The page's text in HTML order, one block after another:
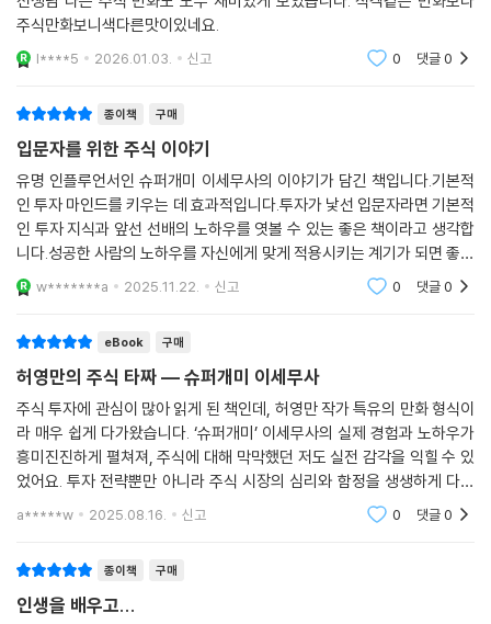
자자의 멘토 역할을 자임하고 있다.
이정윤은 말한다. “가치가 아니라 매수가 주가를 움직인다.”
아무리 저평가된 종목이라도 시장이 반응하지 않으면 주가는 움직이지 않
는다. 그래서 그는 ‘정보 분석’과 ‘심리관리’, ‘자금 운용’의 균형을 투자자의
핵심 역량으로 제시한다.
《허영만의 주식타짜-슈퍼개미 이세무사》는 주식 초보자에게는 진입 장벽
을 낮춘 입문서로, 시장에 오래 있었던 투자자에게는 원칙을 되짚는 계기
로, 누구에게나 실용적이고 설득력 있는 주식투자 교과서가 되어줄 것이
주식만화보니색다른맛이있네요.
l****5 2026.01.03. 신고 0 댓글0
종이책 구매
입문자를 위한 주식 이야기
유명 인플루언서인 슈퍼개미 이세무사의 이야기가 담긴 책입니다.기본적
인 투자 마인드를 키우는 데 효과적입니다.투자가 낯선 입문자라면 기본적
인 투자 지식과 앞선 선배의 노하우를 엿볼 수 있는 좋은 책이라고 생각합
니다.성공한 사람의 노하우를 자신에게 맞게 적용시키는 계기가 되면 좋겠
습니다.w*******a 2025.11.22. 신고 0 댓글0
eBook 구매
허영만의 주식 타짜 ― 슈퍼개미 이세무사
주식 투자에 관심이 많아 읽게 된 책인데, 허영만 작가 특유의 만화 형식이
라 매우 쉽게 다가왔습니다. ‘슈퍼개미’ 이세무사의 실제 경험과 노하우가
흥미진진하게 펼쳐져, 주식에 대해 막막했던 저도 실전 감각을 익힐 수 있
었어요. 투자 전략뿐만 아니라 주식 시장의 심리와 함정을 생생하게 다뤄
서 초보자뿐 아니라 어느 정도 경험이 있는 투자자에게도 유익한 내용이
a*****w 2025.08.16. 신고 0 댓글0
종이책 구매
인생을 배우고...